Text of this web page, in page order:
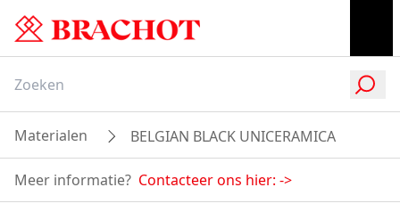
Materialen BELGIAN BLACK UNICERAMICA
Meer informatie? Contacteer ons hier: ->